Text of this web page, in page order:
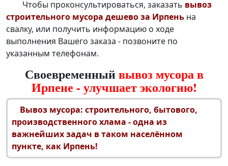
Чтобы проконсультироваться, заказать вывоз
строительного мусора дешево за Ирпень на
свалку, или получить информацию о ходе
выполнения Вашего заказа - позвоните по
указанным телефонам.
Своевременныйвывоз мусора в
Ирпене - улучшает экологию!
Вывоз мусора: строительного, бытового,
производственного хлама - одна из
важнейших задач в таком населённом
пункте, как Ирпень!